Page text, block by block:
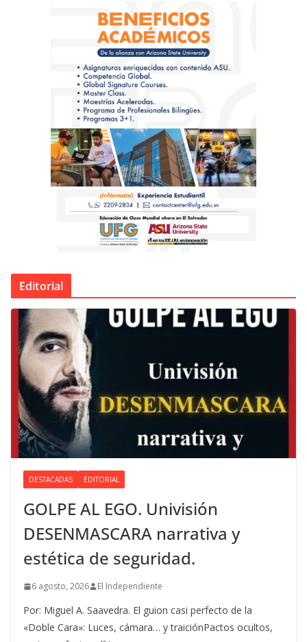
Editorial
DESTACADAS EDITORIAL
GOLPE AL EGO. Univisión
DESENMASCARA narrativa y
estética de seguridad.
6 agosto, 2026 El Independiente
Por: Miguel A. Saavedra. El guion casi perfecto de la
«Doble Cara»: Luces, cámara… y traiciónPactos ocultos,